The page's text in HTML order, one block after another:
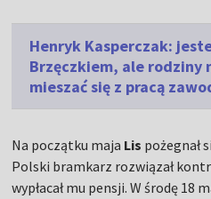
Henryk Kasperczak:
Brzęczkiem, ale rodziny
mieszać się z pracą
Na początku maja Lis pożegnał
Polski bramkarz rozwiązał
wypłacał mu pensji. W środę 18